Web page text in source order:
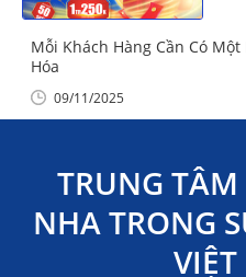
Mỗi Khách Hàng Cần Có
Hóa
09/11/2025
TRUNG
NHA TRONG